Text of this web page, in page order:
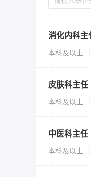
消化内科主
本科及以上
皮肤科主任
本科及以上
中医科主任
本科及以上